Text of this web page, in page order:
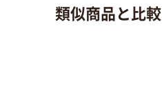
類似商品と比較